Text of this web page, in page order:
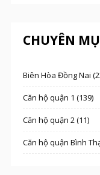
CHUYÊN
Biên Hòa Đồng Nai
Căn hộ quận 1 (139)
Căn hộ quận 2 (11)
Căn hộ quận Bình